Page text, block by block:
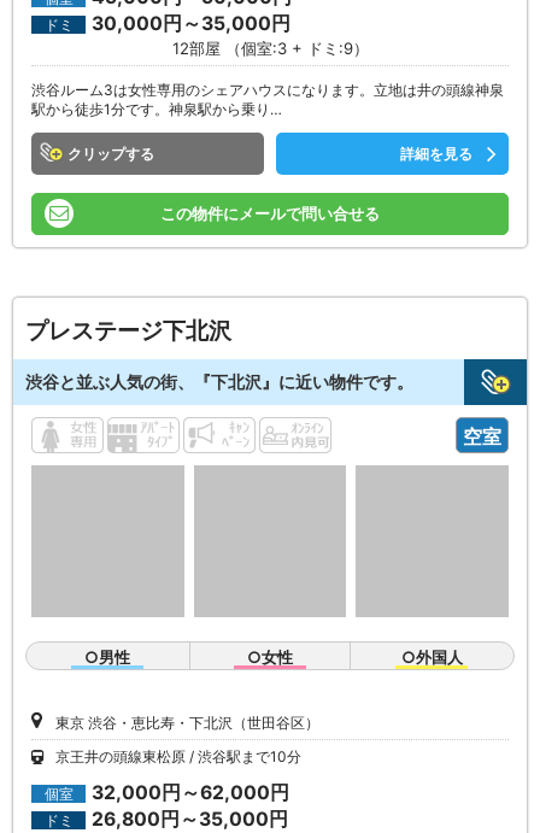
ドミ 30,000円～35,000円
12部屋 （個室:3 + ドミ:9）
渋谷ルーム3は女性専用のシェアハウスになります。立地は井の頭線神泉
駅から徒歩1分です。神泉駅から乗り…
クリップ 詳細を見る
この物件にメールで問い合せる
プレステージ下北沢
渋谷と並ぶ人気の街、『下北沢』に近い物件です。
空室
○男性 ○女性 ○外国人
東京 渋谷・恵比寿・下北沢（世田谷区）
京王井の頭線東松原
渋谷駅まで10分
個室 32,000円～62,000円
ドミ 26,800円～35,000円